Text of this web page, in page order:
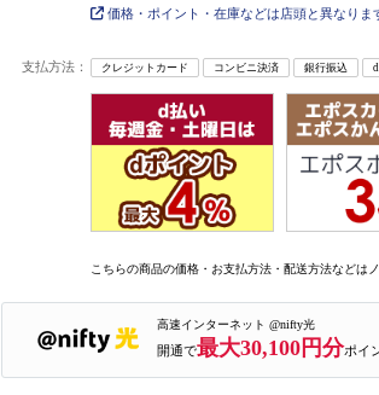
価格・ポイント・在庫などは店頭と異なりま
支払方法： クレジットカード コンビニ決済 銀行振込
こちらの商品の価格・お支払方法・配送方法などは
高速インターネット @nifty光
開通で最大30,100円分ポイ